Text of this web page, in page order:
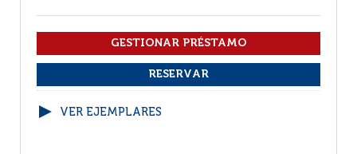
VER EJEMPLARES